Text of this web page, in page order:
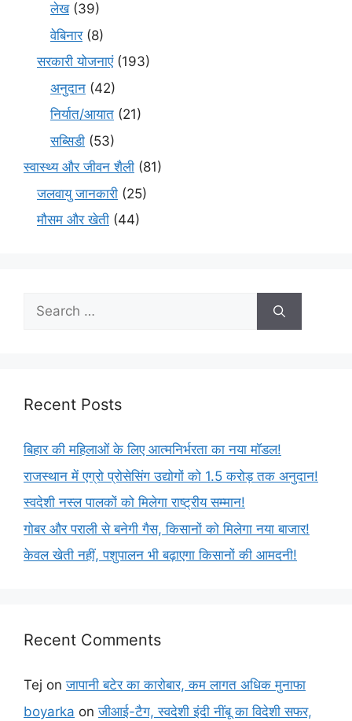
लेख(39)
वेबिनार(8)
सरकारी योजनाएं(193)
अनुदान (42)
निर्यात/आयात (21)
सब्सिडी (53)
स्वास्थ्य और जीवन शैली (81)
जलवायु जानकारी (25)
मौसम और खेती (44)
Recent Posts
बिहार की महिलाओं के लिए आत्मनिर्भरता का नया मॉडल!
राजस्थान में एग्रो प्रोसेसिंग उद्योगों को 1.5 करोड़ तक अनुदान!
स्वदेशी नस्ल पालकों को मिलेगा राष्ट्रीय सम्मान!
गोबर और पराली से बनेगी गैस, किसानों को मिलेगा नया बाजार!
केवल खेती नहीं, पशुपालन भी बढ़ाएगा किसानों की आमदनी!
Recent Comments
Tej onजापानी बटेर का कारोबार, कम लागत अधिक मुनाफा
boyarka onजीआई-टैग, स्वदेशी इंदी नींबू का विदेशी सफर,